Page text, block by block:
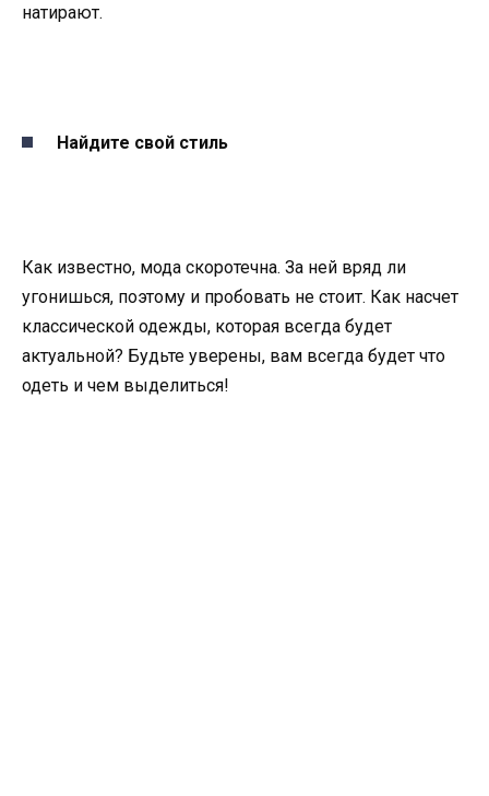
натирают.
Найдите свой стиль
Как известно, мода скоротечна. За ней вряд ли
угонишься, поэтому и пробовать не стоит. Как насчет
классической одежды, которая всегда будет
актуальной? Будьте уверены, вам всегда будет что
одеть и чем выделиться!